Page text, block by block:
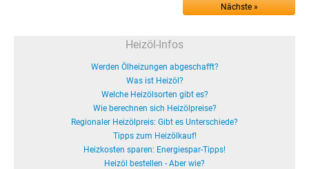
Nächste »
Heizöl-Infos
Werden Ölheizungen abgeschafft?
Was ist Heizöl?
Welche Heizölsorten gibt es?
Wie berechnen sich Heizölpreise?
Regionaler Heizölpreis: Gibt es Unterschiede?
Tipps zum Heizölkauf!
Heizkosten sparen: Energiespar-Tipps!
Heizöl bestellen - Aber wie?